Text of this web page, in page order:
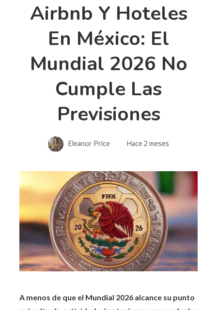
Airbnb Y Hoteles
En México: El
Mundial 2026 No
Cumple Las
Previsiones
Eleanor Price Hace 2 meses
A menos de que el Mundial 2026 alcance su punto